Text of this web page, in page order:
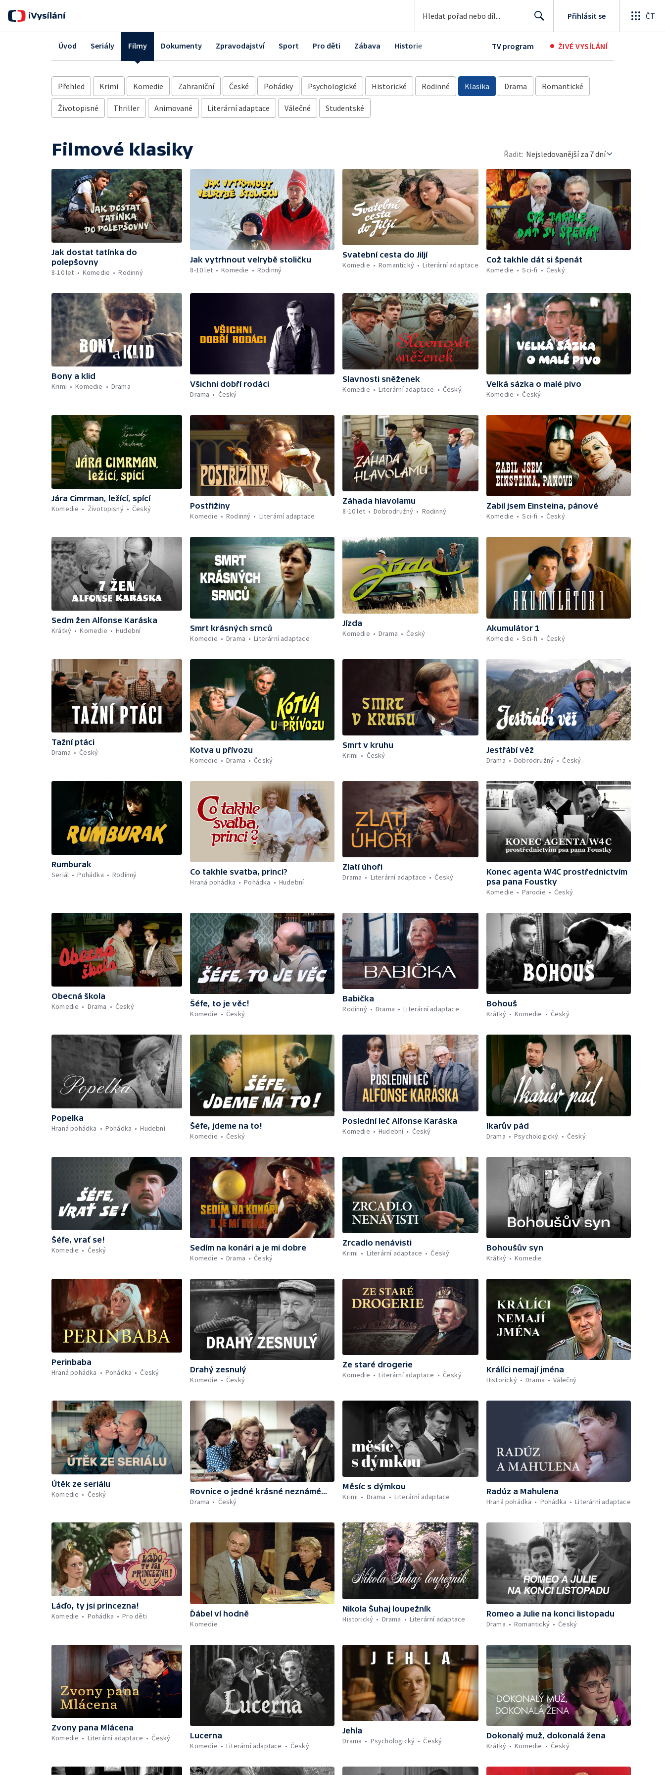
Přihlásit se ČT
Úvod Seriály Filmy Dokumenty Zpravodajství Sport Pro děti Zábava Historie Rady a recepty Podcasty Studentská tvorba
TV program • ŽIVÉ VYSÍLÁNÍ
Přehled Krimi Komedie Zahraniční České Pohádky Psychologické Historické Rodinné Klasika Drama Romantické
Životopisné Thriller Animované Literární adaptace Válečné Studentské
Filmové klasiky Řadit: Nejsledovanější za 7 dní
Jak dostat tatínka do
polepšovny
8-10 let
Komedie Rodinný
Jak vytrhnout velrybě stoličku
8-10 let
Komedie Rodinný
Svatební cesta do Jiljí
Komedie
Romantický Literární adaptace
Což takhle dát si špenát
Komedie
Sci-fi Český
Bony a klid
Krimi
Komedie Drama
Všichni dobří rodáci
Drama
Český
Slavnosti sněženek
Komedie
Literární adaptace Český
Velká sázka o malé pivo
Komedie
Český
Jára Cimrman, ležící, spící
Komedie
Životopisný Český
Postřižiny
Komedie
Rodinný Literární adaptace
Záhada hlavolamu
8-10 let
Dobrodružný Rodinný
Zabil jsem Einsteina, pánové
Komedie
Sci-fi Český
Sedm žen Alfonse Karáska
Krátký
Komedie Hudební
Smrt krásných srnců
Komedie
Drama Literární adaptace
Jízda
Komedie
Drama Český
Akumulátor 1
Komedie
Sci-fi Český
Tažní ptáci
Drama
Český
Kotva u přívozu
Komedie
Drama Český
Smrt v kruhu
Krimi
Český
Jestřábí věž
Drama
Dobrodružný Český
Rumburak
Seriál
Pohádka Rodinný
Co takhle svatba, princi?
Hraná pohádka
Pohádka Hudební
Zlatí úhoři
Drama
Literární adaptace Český
Konec agenta W4C prostřednictvím
psa pana Foustky
Komedie
Parodie Český
Obecná škola
Komedie
Drama Český
Šéfe, to je věc!
Komedie
Český
Babička
Rodinný
Drama Literární adaptace
Bohouš
Krátký
Komedie Český
Popelka
Hraná pohádka
Pohádka Hudební
Šéfe, jdeme na to!
Komedie
Český
Poslední leč Alfonse Karáska
Komedie
Hudební Český
Ikarův pád
Drama
Psychologický Český
Šéfe, vrať se!
Komedie
Český
Sedím na konári a je mi dobre
Komedie
Drama Český
Zrcadlo nenávisti
Krimi
Literární adaptace Český
Bohoušův syn
Krátký
Komedie
Perinbaba
Hraná pohádka
Pohádka Český
Drahý zesnulý
Komedie
Český
Ze staré drogerie
Komedie
Literární adaptace Český
Králíci nemají jména
Historický
Drama Válečný
Útěk ze seriálu
Komedie
Český
Rovnice o jedné krásné neznámé...
Drama
Český
Měsíc s dýmkou
Krimi
Drama Literární adaptace
Radúz a Mahulena
Hraná pohádka
Pohádka Literární adaptace
Láďo, ty jsi princezna!
Komedie
Pohádka Pro děti
Ďábel ví hodně
Komedie
Nikola Šuhaj loupežník
Historický
Drama Literární adaptace
Romeo a Julie na konci listopadu
Drama
Romantický Český
Zvony pana Mlácena
Komedie
Literární adaptace Český
Lucerna
Komedie
Literární adaptace Český
Jehla
Drama
Psychologický Český
Dokonalý muž, dokonalá žena
Krátký
Komedie Český